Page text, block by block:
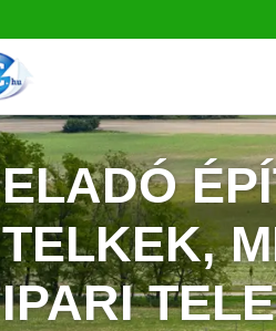
ELADÓ
TELKEK,
IPARI